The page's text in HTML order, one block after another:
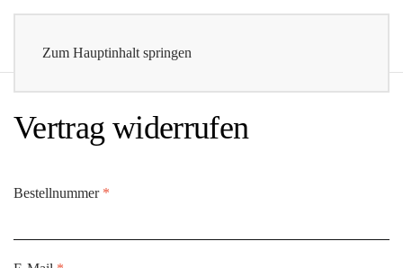
Zum Hauptinhalt springen
Vertrag widerrufen
Bestellnummer *
Page URI *erforderlich